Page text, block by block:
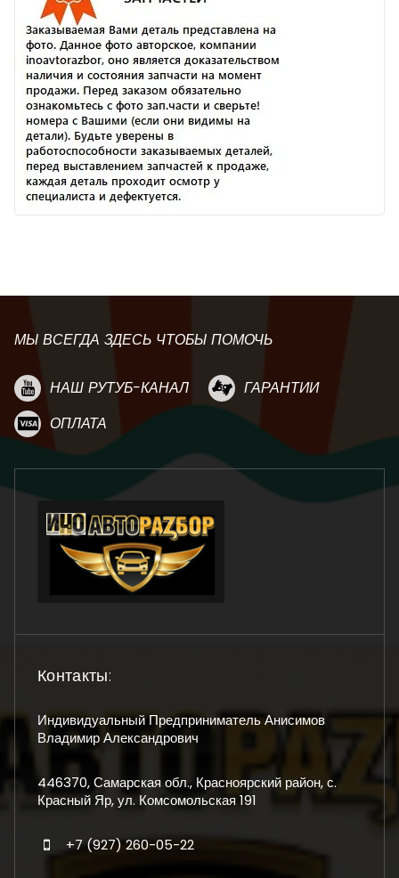
МЫ ВСЕГДА ЗДЕСЬ ЧТОБЫ ПОМОЧЬ
НАШ РУТУБ-КАНАЛ
ГАРАНТИИ
ОПЛАТА
Контакты:
Индивидуальный Предприниматель Анисимов
Владимир Александрович
446370, Самарская обл., Красноярский район, с.
Красный Яр, ул. Комсомольская 191
+7 (927) 260-05-22